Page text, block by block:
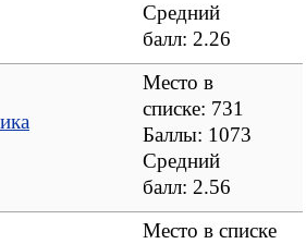
Средний
балл: 2.26
Место в
списке: 731
Баллы: 1073
Средний
балл: 2.56
Место в списке